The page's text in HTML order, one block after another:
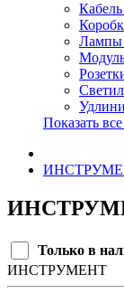
Лампы
Показать
Только в
ИНСТРУМЕНТ